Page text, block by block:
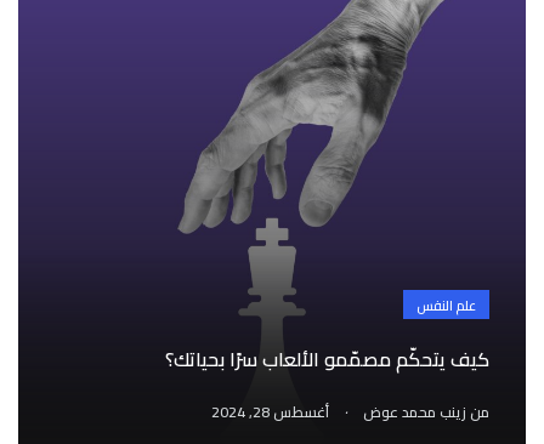
علم النفس
كيف يتحكّم مصمّمو الألعاب سرًا بحياتك؟
من زينب محمد عوض . أغسطس 28, 2024